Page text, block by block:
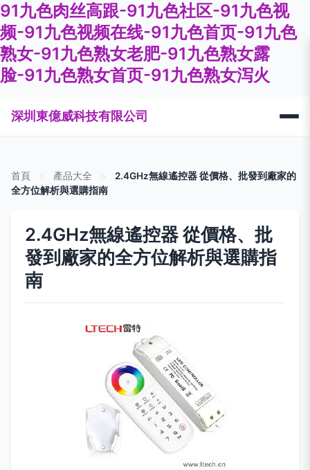
91九色肉丝高跟-91九色社区-91九色视
频-91九色视频在线-91九色首页-91九色
熟女-91九色熟女老肥-91九色熟女露
脸-91九色熟女首页-91九色熟女泻火
深圳東億威科技有限公司
首頁 產品大全
2.4GHz無線遙控器 從價格、批發到廠家的
全方位解析與選購指南
2.4GHz無線遙控器 從價格、批
發到廠家的全方位解析與選購指
南